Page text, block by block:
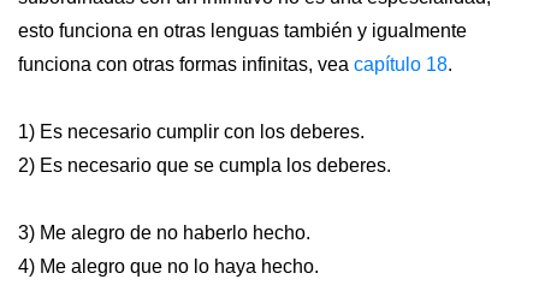
esto funciona en otras lenguas también y igualmente
funciona con otras formas infinitas, vea capítulo 18.
1) Es necesario cumplir con los deberes.
2) Es necesario que se cumpla los deberes.
3) Me alegro de no haberlo hecho.
4) Me alegro que no lo haya hecho.